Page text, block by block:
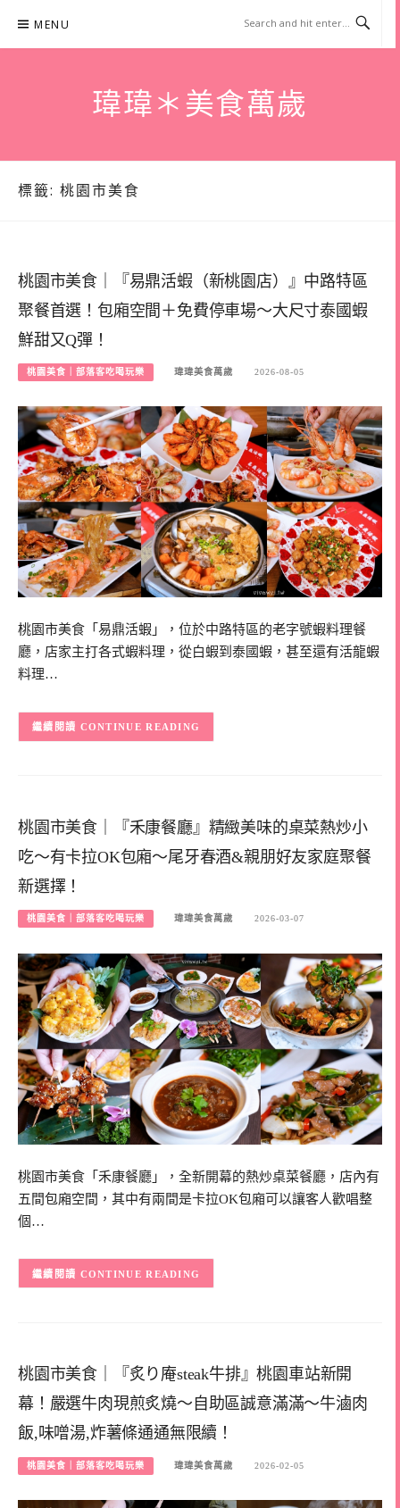
content
MENU
瑋瑋＊美食萬歲
標籤: 桃園市美食
桃園市美食｜『易鼎活蝦（新桃園店）』中路特區
聚餐首選！包廂空間＋免費停車場～大尺寸泰國蝦
鮮甜又Q彈！
桃園美食｜部落客吃喝玩樂 瑋瑋美食萬歲 2026-08-05
桃園市美食「易鼎活蝦」，位於中路特區的老字號蝦料理餐
廳，店家主打各式蝦料理，從白蝦到泰國蝦，甚至還有活龍蝦
料理…
CONTINUE READING
桃園市美食｜『禾康餐廳』精緻美味的桌菜熱炒小
吃～有卡拉OK包廂～尾牙春酒&親朋好友家庭聚餐
新選擇！
桃園美食｜部落客吃喝玩樂 瑋瑋美食萬歲 2026-03-07
桃園市美食「禾康餐廳」，全新開幕的熱炒桌菜餐廳，店內有
五間包廂空間，其中有兩間是卡拉OK包廂可以讓客人歡唱整
個…
CONTINUE READING
桃園市美食｜『炙り庵steak牛排』桃園車站新開
幕！嚴選牛肉現煎炙燒～自助區誠意滿滿～牛滷肉
飯,味噌湯,炸薯條通通無限續！
桃園美食｜部落客吃喝玩樂 瑋瑋美食萬歲 2026-02-05